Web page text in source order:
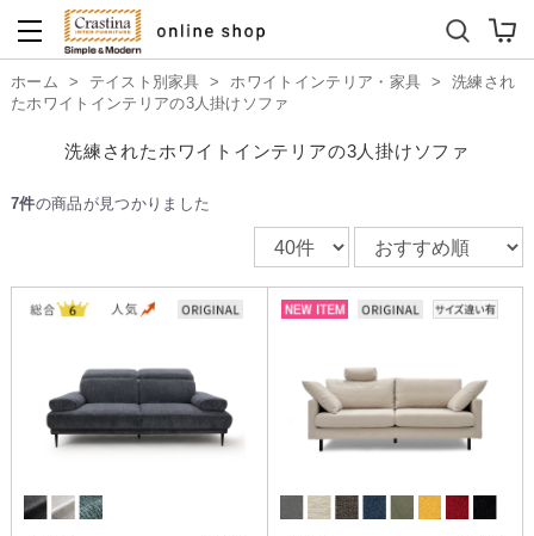
ダイニングテーブルセット
ホーム > テイスト別家具 > ホワイトインテリア・家具 >
洗練され
たホワイトインテリアの3人掛けソファ
洗練されたホワイトインテリアの3人掛けソファ
7件の商品が見つかりました